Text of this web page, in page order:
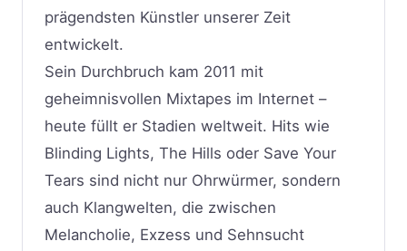
prägendsten Künstler unserer Zeit
entwickelt.
Sein Durchbruch kam 2011 mit
geheimnisvollen Mixtapes im Internet –
heute füllt er Stadien weltweit. Hits wie
Blinding Lights, The Hills oder Save Your
Tears sind nicht nur Ohrwürmer, sondern
auch Klangwelten, die zwischen
Melancholie, Exzess und Sehnsucht